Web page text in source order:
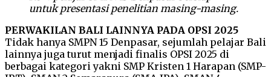
untuk presentasi penelitian masing-masing.
PERWAKILAN BALI LAINNYA PADA OPSI 2025
Tidak hanya SMPN 15 Denpasar, sejumlah pelajar Bali
lainnya juga turut menjadi finalis OPSI 2025 di
berbagai kategori yakni SMP Kristen 1 Harapan (SMP-